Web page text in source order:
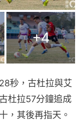
+4
秒，古杜拉與艾
杜拉57分鐘追成
，其後再指天。